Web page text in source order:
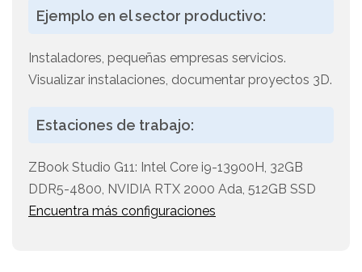
Ejemplo en el sector productivo:
Instaladores, pequeñas empresas servicios.
Visualizar instalaciones, documentar proyectos 3D.
Estaciones de trabajo:
ZBook Studio G11: Intel Core i9-13900H, 32GB
DDR5-4800, NVIDIA RTX 2000 Ada, 512GB SSD
Encuentra más configuraciones